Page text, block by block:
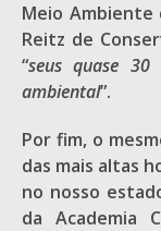
Meio Ambiente
Reitz de
“seus quase
ambiental”.
Por fim, o
das mais altas
no nosso
da Academia